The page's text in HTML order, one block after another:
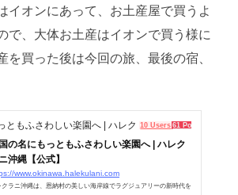
イオンにあって、お土産屋で買うよ
で、大体お土産はイオンで買う様に
を買った後は今回の旅、最後の宿、
ともふさわしい楽園へ | ハレクラニ沖縄【公式】
10 Users 61 Pockets
の名にもっともふさわしい楽園へ | ハレク
沖縄【公式】
www.okinawa.halekulani.com
クラニ沖縄は、恩納村の美しい海岸線でラグジュアリーの新時代を